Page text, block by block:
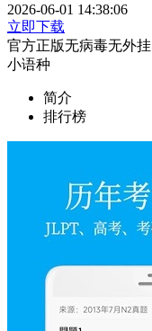
2026-06-01 14:38:06
立即下载
官方正版无病毒无外挂
小语种
简介
排行榜